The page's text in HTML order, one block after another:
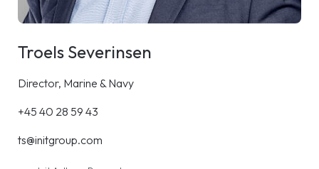
Troels Severinsen
Director, Marine & Navy
+45 40 28 59 43
ts@initgroup.com